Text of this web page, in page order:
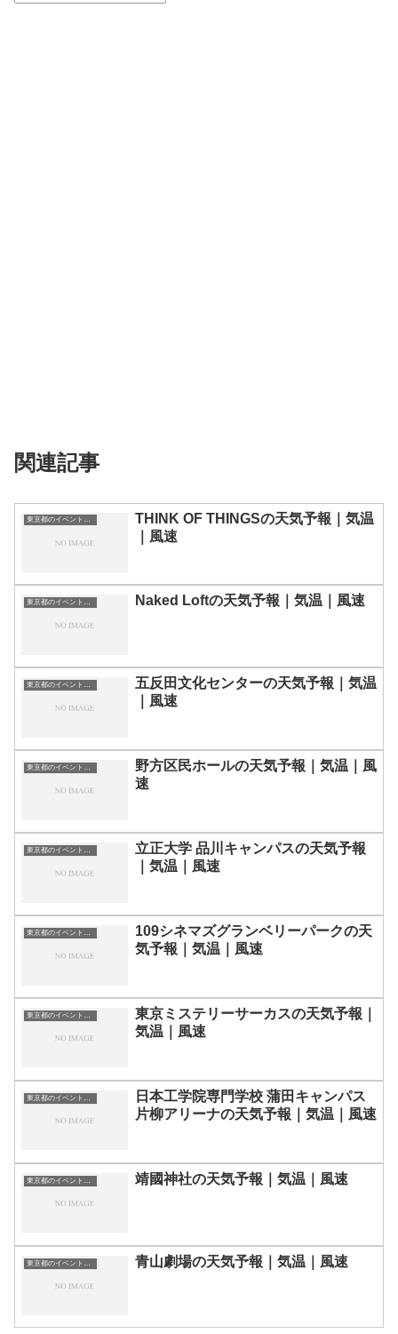
関連記事
東京都のイベント会場一覧
THINK OF THINGSの天気予報｜気温
｜風速
東京都のイベント会場一覧 Naked Loftの天気予報｜気温｜風速
東京都のイベント会場一覧
五反田文化センターの天気予報｜気温
｜風速
東京都のイベント会場一覧
野方区民ホールの天気予報｜気温｜風
速
東京都のイベント会場一覧
立正大学 品川キャンパスの天気予報
｜気温｜風速
東京都のイベント会場一覧
109シネマズグランベリーパークの天
気予報｜気温｜風速
東京都のイベント会場一覧
東京ミステリーサーカスの天気予報｜
気温｜風速
日本工学院専門学校 蒲田キャンパス
片柳アリーナの天気予報｜気温｜風速
靖國神社の天気予報｜気温｜風速
青山劇場の天気予報｜気温｜風速